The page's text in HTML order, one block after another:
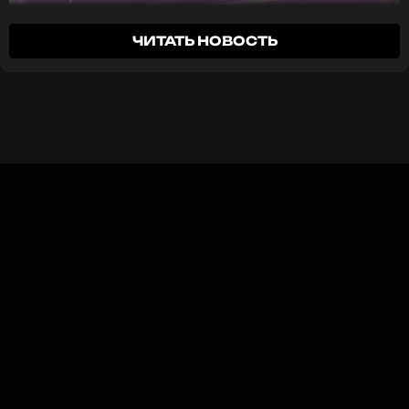
«Личная жизнь — это та часть, где ты должен
быть расслаблен, спокоен, отдыхать и черпать
, — говорила певица.
ЧИТАТЬ НОВОСТЬ